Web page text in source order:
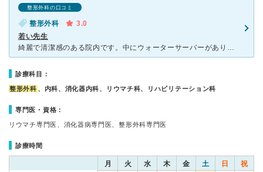
整形外科の口コミ
整形外科
3.0
若い先生
綺麗で清潔感のある院内です。中にウォーターサーバーがあり、助かります。予約していても結構待たされることが多かったです。キッズスペースなどはないので、お子様を連れて行かれる方は、時間つぶしにでききる本な
診療科目：
整形外科 、内科、消化器内科、リウマチ科、リハビリテーション科
専門医・資格：
リウマチ専門医、消化器病専門医、整形外科専門医
診療時間
月 火 水 木 金 土 日 祝